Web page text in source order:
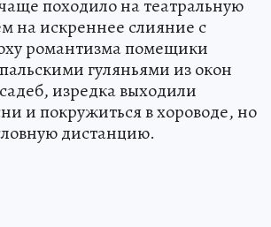
походило на театральную
на искреннее слияние с
романтизма помещики
гуляньями из окон
изредка выходили
и покружиться в хороводе, но
дистанцию.